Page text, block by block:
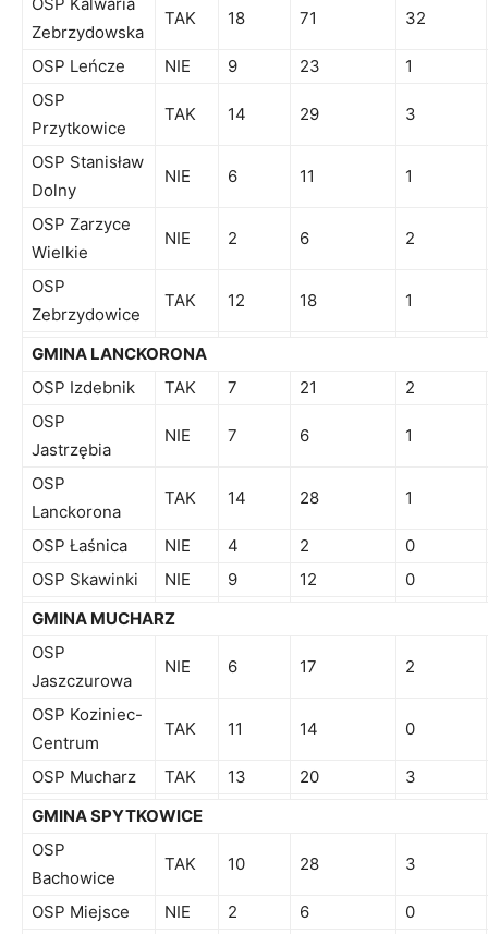
OSP Kalwaria
Zebrzydowska
TAK 18 71 32
OSP Leńcze NIE 9 23
1
OSP
Przytkowice
TAK 14 29 3
OSP Stanisław
Dolny
NIE 6 11 1
OSP Zarzyce
Wielkie
NIE 2 6 2
OSP
Zebrzydowice
TAK 12 18 1
GMINA LANCKORONA
OSP Izdebnik
TAK 7 21
2
OSP
Jastrzębia
NIE 7 6 1
OSP
Lanckorona
TAK 14 28 1
OSP Łaśnica NIE 4 2
0
OSP Skawinki
NIE 9 12
0
GMINA MUCHARZ
OSP
Jaszczurowa
NIE 6 17 2
OSP Koziniec-
Centrum
TAK 11 14 0
OSP Mucharz TAK 13 20
3
GMINA SPYTKOWICE
OSP
Bachowice
TAK 10 28 3
OSP Miejsce NIE 2 6
0